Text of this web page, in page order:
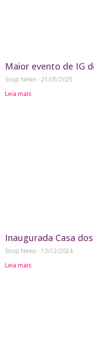
Maior evento de IG
Soup News 21/05/2025
Leia mais
Inaugurada Casa
Soup News
12/12/2024
Leia mais